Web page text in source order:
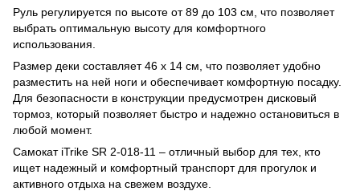
Руль регулируется по высоте от 89 до 103 см, что позволяет
выбрать оптимальную высоту для комфортного
использования.
Размер деки составляет 46 х 14 см, что позволяет удобно
разместить на ней ноги и обеспечивает комфортную посадку.
Для безопасности в конструкции предусмотрен дисковый
тормоз, который позволяет быстро и надежно остановиться в
любой момент.
Самокат iTrike SR 2-018-11 – отличный выбор для тех, кто
ищет надежный и комфортный транспорт для прогулок и
активного отдыха на свежем воздухе.